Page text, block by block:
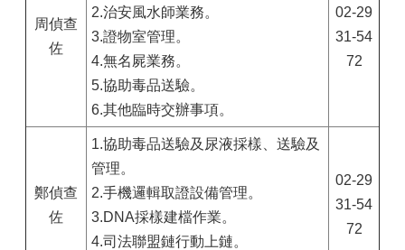
周偵查
佐
2.治安風水師業務。
3.證物室管理。
4.無名屍業務。
5.協助毒品送驗。
6.其他臨時交辦事項。
02-29
31-54
72
鄭偵查
佐
1.協助毒品送驗及尿液採樣、送驗及
管理。
2.手機邏輯取證設備管理。
3.DNA採樣建檔作業。
4.司法聯盟鏈行動上鏈。
02-29
31-54
72